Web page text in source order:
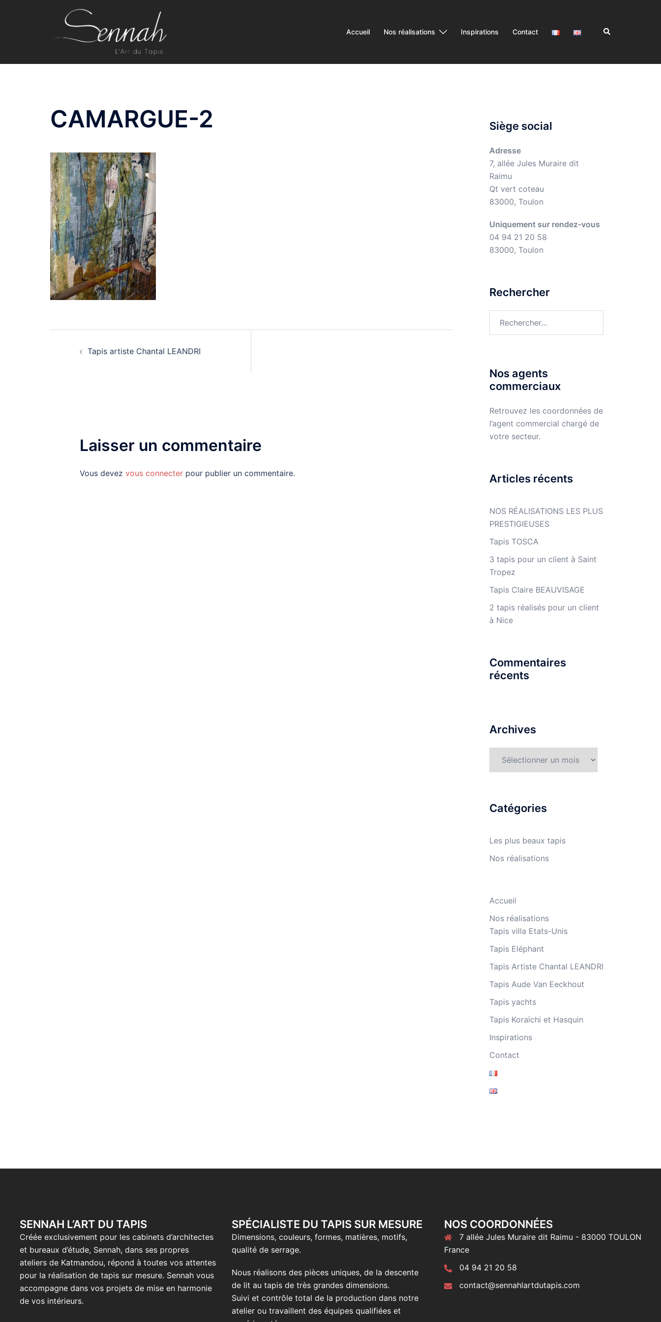
Accueil Nos réalisations Inspirations Contact Rechercher
CAMARGUE-2
Tapis artiste Chantal LEANDRI
Laisser un commentaire
Vous devez vous connecter pour publier un commentaire.
Siège social
Adresse
7, allée Jules Muraire dit
Raimu
Qt vert coteau
83000, Toulon
Uniquement sur rendez-vous
04 94 21 20 58
83000, Toulon
Rechercher
Nos agents
commerciaux
Retrouvez les coordonnées de
l’agent commercial chargé de
votre secteur.
Articles récents
NOS RÉALISATIONS LES PLUS
PRESTIGIEUSES
Tapis TOSCA
3 tapis pour un client à Saint
Tropez
Tapis Claire BEAUVISAGE
2 tapis réalisés pour un client
à Nice
Commentaires
récents
Archives
Catégories
Les plus beaux tapis
Nos réalisations
Accueil
Nos réalisations
Tapis villa Etats-Unis
Tapis Eléphant
Tapis Artiste Chantal LEANDRI
Tapis Aude Van Eeckhout
Tapis yachts
Tapis Koraïchi et Hasquin
Inspirations
Contact
SENNAH L’ART DU TAPIS
Créée exclusivement pour les cabinets d’architectes
et bureaux d’étude, Sennah, dans ses propres
ateliers de Katmandou, répond à toutes vos attentes
pour la réalisation de tapis sur mesure. Sennah vous
accompagne dans vos projets de mise en harmonie
de vos intérieurs.
SPÉCIALISTE DU TAPIS SUR MESURE
Dimensions, couleurs, formes, matières, motifs,
qualité de serrage.
Nous réalisons des pièces uniques, de la descente
de lit au tapis de très grandes dimensions.
Suivi et contrôle total de la production dans notre
atelier ou travaillent des équipes qualifiées et
NOS COORDONNÉES
7 allée Jules Muraire dit Raimu - 83000 TOULON
France
04 94 21 20 58
contact@sennahlartdutapis.com